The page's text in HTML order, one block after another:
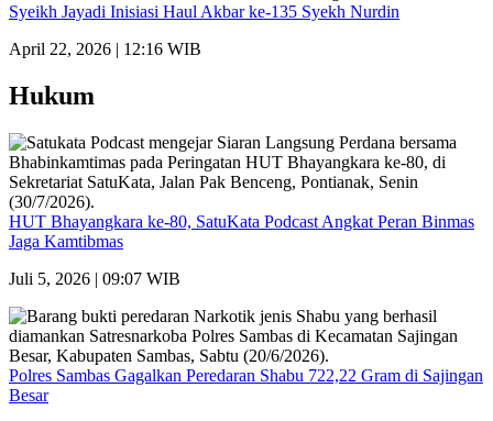
Syeikh Jayadi Inisiasi Haul Akbar ke-135 Syekh Nurdin
April 22, 2026 | 12:16 WIB
Hukum
HUT Bhayangkara ke-80, SatuKata Podcast Angkat Peran Binmas
Jaga Kamtibmas
Juli 5, 2026 | 09:07 WIB
Polres Sambas Gagalkan Peredaran Shabu 722,22 Gram di Sajingan
Besar